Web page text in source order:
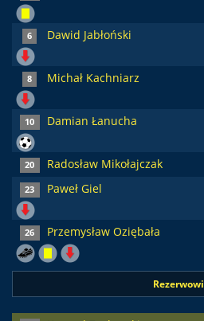
6 Dawid Jabłoński
8 Michał Kachniarz
10 Damian Łanucha
20 Radosław Mikołajczak
23 Paweł Giel
26 Przemysław Oziębała
Rezerwowi